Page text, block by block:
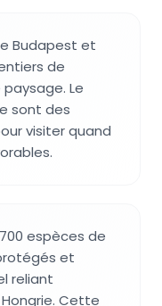
Budapest et
de
Le
sont des
visiter quand
espèces de
et
reliant
Cette